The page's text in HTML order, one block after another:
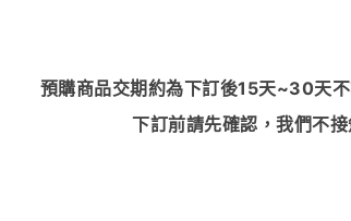
預購商品交期約為下訂後15天~30天
下訂前請先確認，我們不